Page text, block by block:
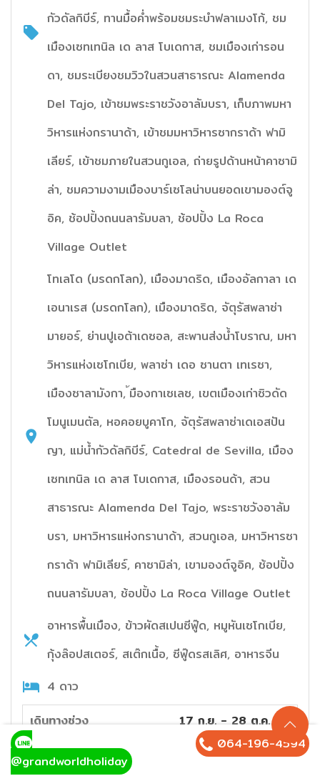
กัวดัลกิบีร์, ทานมื้อค่ำพร้อมชมระบำฟลาเมงโก้, ชม
เมืองเซทเทนิล เด ลาส โบเดกาส, ชมเมืองเก่ารอน
ดา, ชมระเบียงชมวิวในสวนสาธารณะ Alamenda
Del Tajo, เข้าชมพระราชวังอาลัมบรา, เก็บภาพมหา
วิหารแห่งกรานาด้า, เข้าชมมหาวิหารซากราด้า ฟามิ
เลียร์, เข้าชมภายในสวนกูเอล, ถ่ายรูปด้านหน้าคาซามิ
ล่า, ชมความงามเมืองบาร์เซโลน่าบนยอดเขามองต์จู
อิค, ช้อปปิ้งถนนลารัมบลา, ช้อปปิ้ง La Roca
Village Outlet
โทเลโด (มรดกโลก), เมืองมาดริด, เมืองอัลกาลา เด
เอนาเรส (มรดกโลก), เมืองมาดริด, จัตุรัสพลาซ่า
มายอร์, ย่านปูเอต้าเดซอล, สะพานส่งน้ำโบราณ, มหา
วิหารแห่งเซโกเบีย, พลาซ่า เดอ ซานตา เทเรซา,
เมืองซาลามังกา, ้มืองกาเซเลซ, เขตเมืองเก่าซิวดัด
โมนูเมนตัล, หอคอยบูคาโก, จัตุรัสพลาซ่าเดเอสปัน
ญา, แม่น้ำกัวดัลกิบีร์, Catedral de Sevilla, เมือง
เซทเทนิล เด ลาส โบเดกาส, เมืองรอนด้า, สวน
สาธารณะ Alamenda Del Tajo, พระราชวังอาลัม
บรา, มหาวิหารแห่งกรานาด้า, สวนกูเอล, มหาวิหารซา
กราด้า ฟามิเลียร์, คาซามิล่า, เขามองต์จูอิค, ช้อปปิ้ง
ถนนลารัมบลา, ช้อปปิ้ง La Roca Village Outlet
อาหารพื้นเมือง, ข้าวผัดสเปนซีฟู๊ด, หมูหันเซโกเบีย,
กุ้งล๊อปสเตอร์, สเต๊กเนื้อ, ซีฟู๊ดรสเลิศ, อาหารจีน
4 ดาว
เดินทางช่วง
17 ก.ย. - 28 ต.ค. 69
ช่วงวันเดินทาง)
@grandworldholiday
064-196-4594